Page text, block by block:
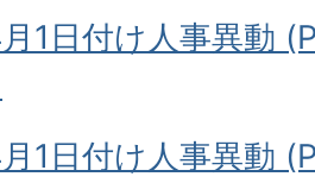
1日付け人事異動
1日付け人事異動